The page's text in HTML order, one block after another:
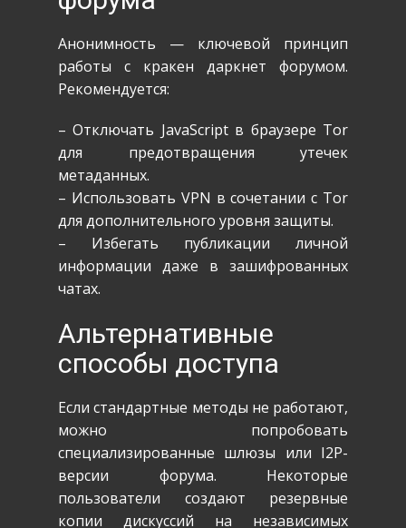
Анонимность — ключевой принцип
работы с кракен даркнет форумом.
Рекомендуется:
– Отключать JavaScript в браузере Tor
для предотвращения утечек
метаданных.
– Использовать VPN в сочетании с Tor
для дополнительного уровня защиты.
– Избегать публикации личной
информации даже в зашифрованных
чатах.
Альтернативные
способы доступа
Если стандартные методы не работают,
можно попробовать
специализированные шлюзы или I2P-
версии форума. Некоторые
пользователи создают резервные
копии дискуссий на независимых